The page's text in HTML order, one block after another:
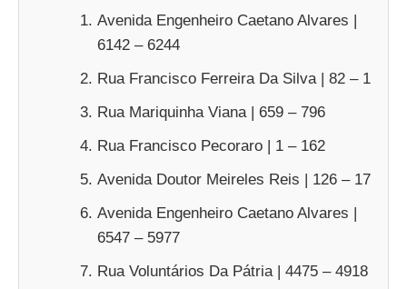
Avenida Engenheiro Caetano Alvares |
6142 – 6244
Rua Francisco Ferreira Da Silva | 82 – 1
Rua Mariquinha Viana | 659 – 796
Rua Francisco Pecoraro | 1 – 162
Avenida Doutor Meireles Reis | 126 – 17
Avenida Engenheiro Caetano Alvares |
6547 – 5977
Rua Voluntários Da Pátria | 4475 – 4918